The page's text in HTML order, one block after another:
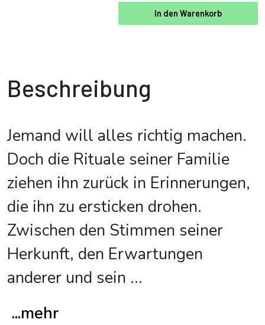
In den Warenkorb
Beschreibung
Jemand will alles richtig machen.
Doch die Rituale seiner Familie
ziehen ihn zurück in Erinnerungen,
die ihn zu ersticken drohen.
Zwischen den Stimmen seiner
Herkunft, den Erwartungen
anderer und sein ...
...mehr